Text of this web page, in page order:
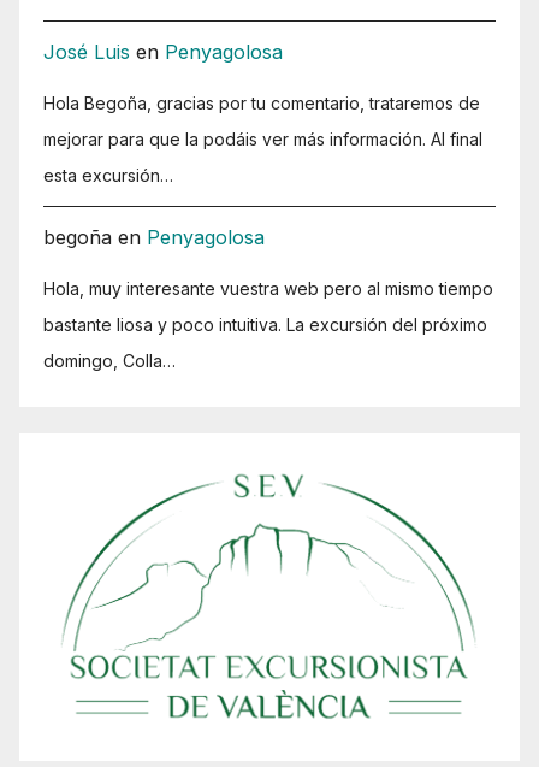
José Luis en Penyagolosa
Hola Begoña, gracias por tu comentario, trataremos de
mejorar para que la podáis ver más información. Al final
esta excursión…
begoña en Penyagolosa
Hola, muy interesante vuestra web pero al mismo tiempo
bastante liosa y poco intuitiva. La excursión del próximo
domingo, Colla…